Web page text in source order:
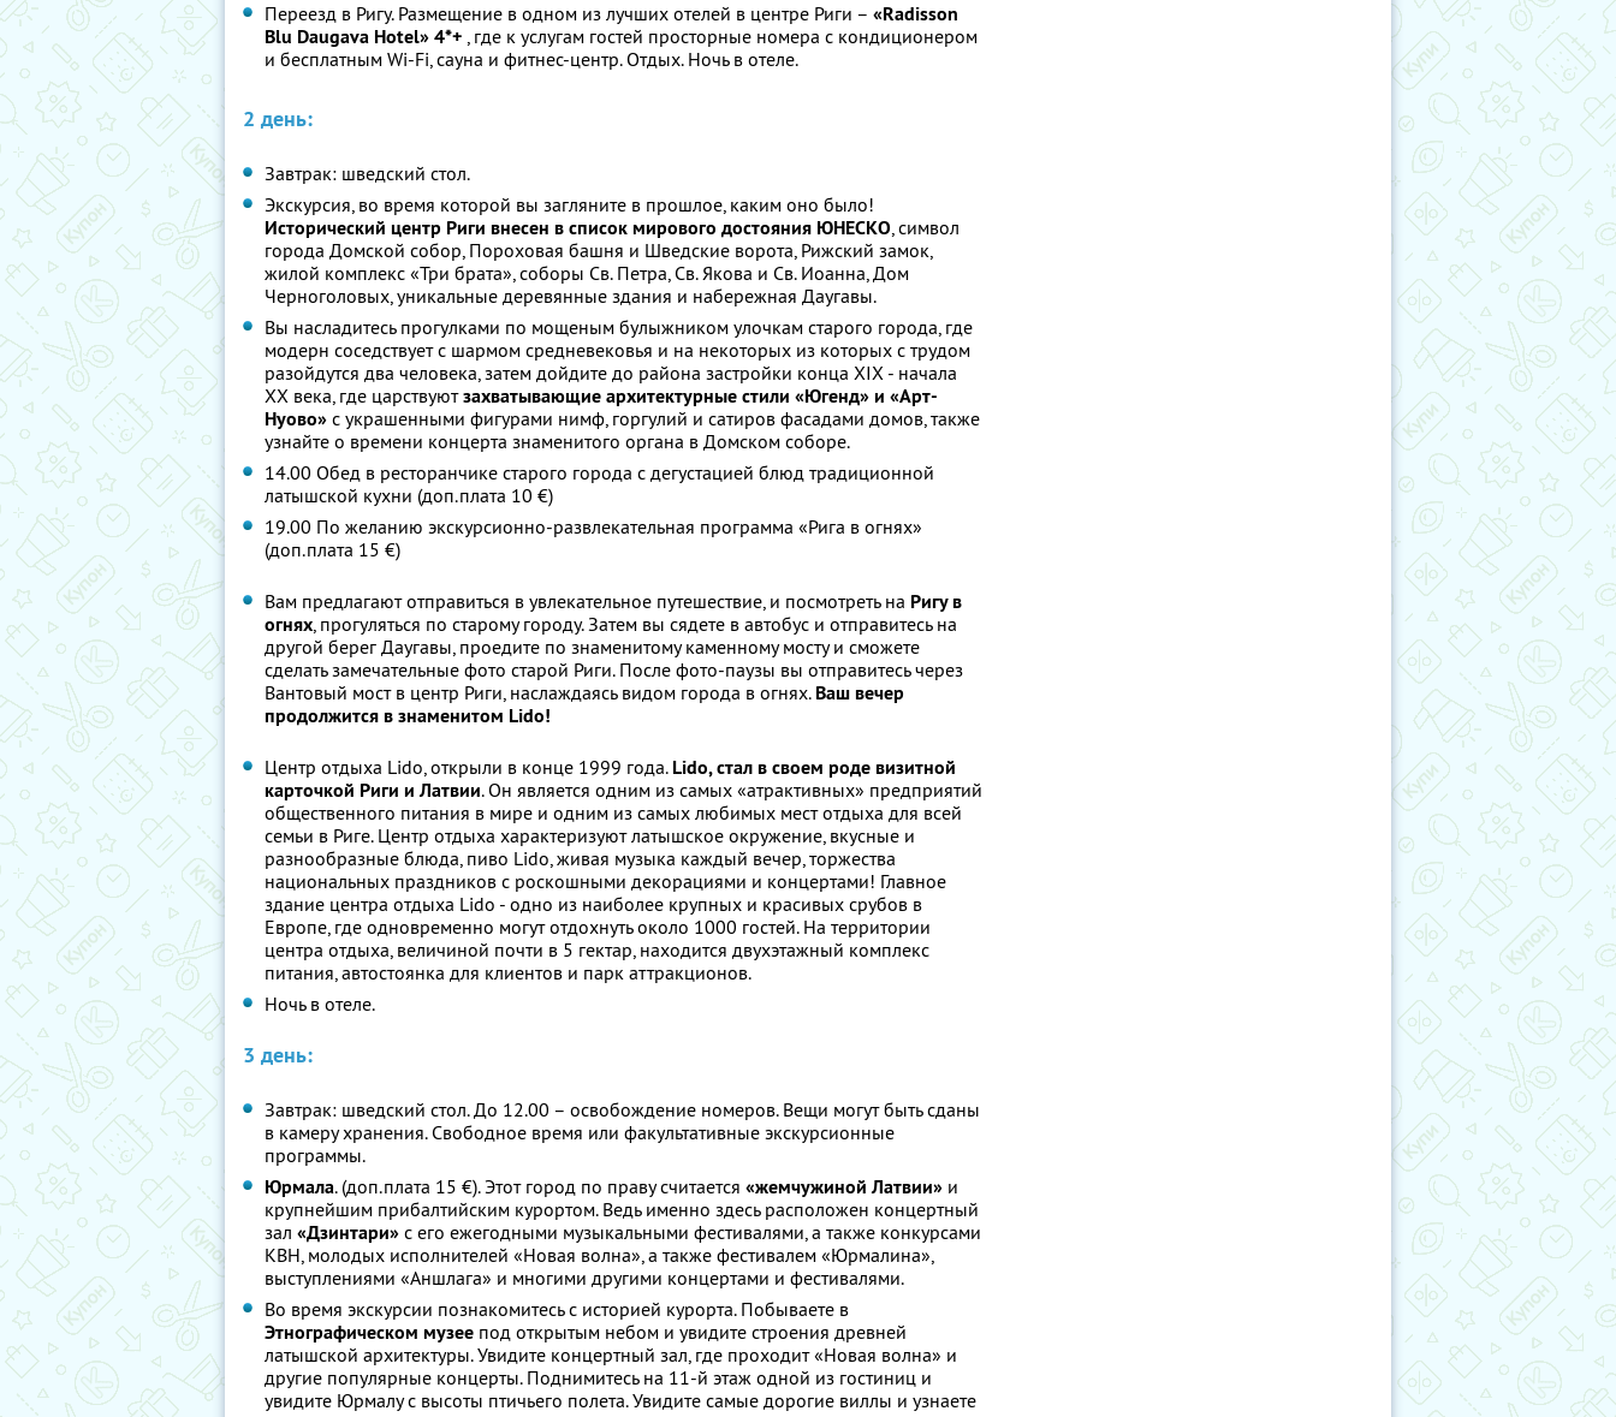
Переезд в Ригу. Размещение в одном из лучших отелей в центре Риги – «Radisson
Blu Daugava Hotel» 4*+ , где к услугам гостей просторные номера с кондиционером
и бесплатным Wi-Fi, сауна и фитнес-центр. Отдых. Ночь в отеле.
2 день:
Завтрак: шведский стол.
Экскурсия, во время которой вы загляните в прошлое, каким оно было!
Исторический центр Риги внесен в список мирового достояния ЮНЕСКО, символ
города Домской собор, Пороховая башня и Шведские ворота, Рижский замок,
жилой комплекс «Три брата», соборы Св. Петра, Св. Якова и Св. Иоанна, Дом
Черноголовых, уникальные деревянные здания и набережная Даугавы.
Вы насладитесь прогулками по мощеным булыжником улочкам старого города, где
модерн соседствует с шармом средневековья и на некоторых из которых с трудом
разойдутся два человека, затем дойдите до района застройки конца XIX - начала
XX века, где царствуютзахватывающие архитектурные стили «Югенд» и «Арт-
Нуово» с украшенными фигурами нимф, горгулий и сатиров фасадами домов, также
узнайте о времени концерта знаменитого органа в Домском соборе.
14.00 Обед в ресторанчике старого города с дегустацией блюд традиционной
латышской кухни (доп.плата 10 €)
19.00 По желанию экскурсионно-развлекательная программа «Рига в огнях»
(доп.плата 15 €)
Вам предлагают отправиться в увлекательное путешествие, и посмотреть на Ригу в
огнях, прогуляться по старому городу. Затем вы сядете в автобус и отправитесь на
другой берег Даугавы, проедите по знаменитому каменному мосту и сможете
сделать замечательные фото старой Риги. После фото-паузы вы отправитесь через
Вантовый мост в центр Риги, наслаждаясь видом города в огнях. Ваш вечер
продолжится в знаменитом Lido!
Центр отдыха Lido, открыли в конце 1999 года. Lido, стал в своем роде визитной
карточкой Риги и Латвии. Он является одним из самых «атрактивных» предприятий
общественного питания в мире и одним из самых любимых мест отдыха для всей
семьи в Риге. Центр отдыха характеризуют латышское окружение, вкусные и
разнообразные блюда, пиво Lido, живая музыка каждый вечер, торжества
национальных праздников с роскошными декорациями и концертами! Главное
здание центра отдыха Lido - одно из наиболее крупных и красивых срубов в
Европе, где одновременно могут отдохнуть около 1000 гостей. На территории
центра отдыха, величиной почти в 5 гектар, находится двухэтажный комплекс
питания, автостоянка для клиентов и парк аттракционов.
Ночь в отеле.
3 день:
Завтрак: шведский стол. До 12.00 – освобождение номеров. Вещи могут быть сданы
в камеру хранения. Свободное время или факультативные экскурсионные
программы.
Юрмала. (доп.плата 15 €). Этот город по праву считается «жемчужиной Латвии» и
крупнейшим прибалтийским курортом. Ведь именно здесь расположен концертный
зал «Дзинтари» с его ежегодными музыкальными фестивалями, а также конкурсами
КВН, молодых исполнителей «Новая волна», а также фестивалем «Юрмалина»,
выступлениями «Аншлага» и многими другими концертами и фестивалями.
Во время экскурсии познакомитесь с историей курорта. Побываете в
Этнографическом музее под открытым небом и увидите строения древней
латышской архитектуры. Увидите концертный зал, где проходит «Новая волна» и
другие популярные концерты. Поднимитесь на 11-й этаж одной из гостиниц и
увидите Юрмалу с высоты птичьего полета. Увидите самые дорогие виллы и узнаете